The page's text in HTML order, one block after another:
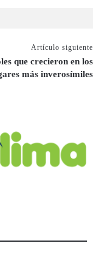
Artículo siguiente
que crecieron en los
más inverosímiles